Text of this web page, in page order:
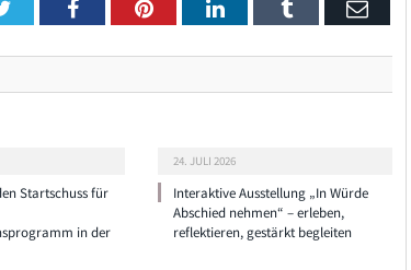
TwitterFacebookPinterestLinkedInTumblr Email
Startschuss für
in der
24. JULI 2026
Interaktive Ausstellung „In Würde
Abschied nehmen“ – erleben,
reflektieren, gestärkt begleiten